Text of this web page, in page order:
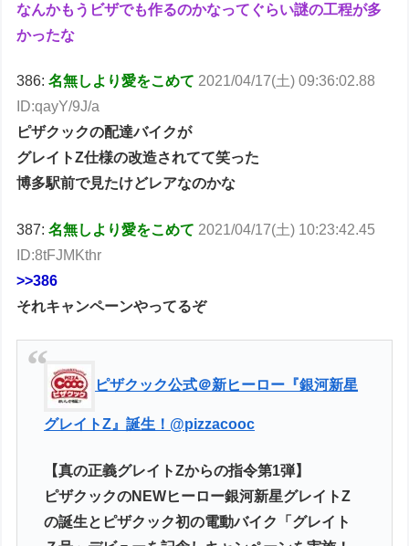
なんかもうビザでも作るのかなってぐらい謎の工程が多
かったな
386:名無しより愛をこめて 2021/04/17(土) 09:36:02.88
ID:qayY/9J/a
ピザクックの配達バイクが
グレイトZ仕様の改造されてて笑った
博多駅前で見たけどレアなのかな
387:名無しより愛をこめて 2021/04/17(土) 10:23:42.45
ID:8tFJMKthr
>>386
それキャンペーンやってるぞ
ピザクック公式＠新ヒーロー『銀河新星
グレイトZ』誕生！ @pizzacooc
【真の正義グレイトZからの指令第1弾】
ピザクックのNEWヒーロー銀河新星グレイトZ
の誕生とピザクック初の電動バイク「グレイト